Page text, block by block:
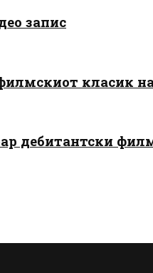
запис
класик
дебитантски